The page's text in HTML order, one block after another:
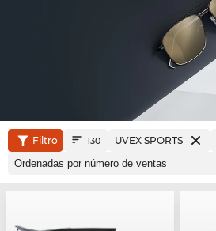
Filtro 130 UVEX SPORTS